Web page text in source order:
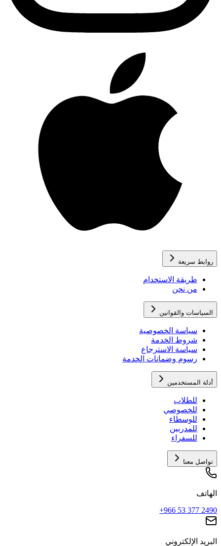
روابط سريعة
طريقة الاستخدام
من نحن
السياسات والقوانين
سياسة الخصوصية
شروط الخدمة
سياسة الاسترجاع
رسوم وضمانات الخدمة
أدلة المستخدمين
للطلاب
للخصوصي
للوسطاء
للمدربين
للسفراء
تواصل معنا
الهاتف
+966 53 377 2490
البريد الإلكتروني